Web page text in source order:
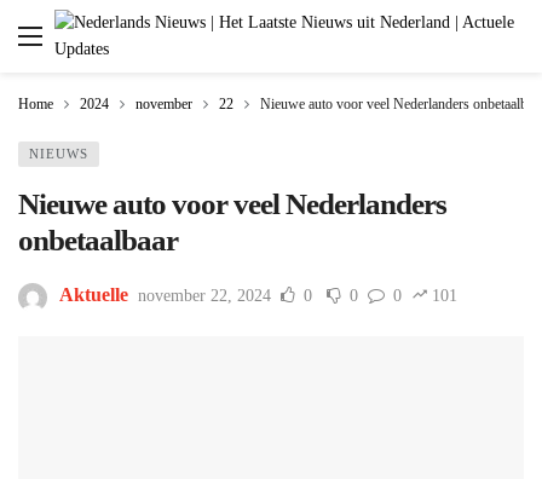
Home 2024 november 22 Nieuwe auto voor veel Nederlanders
NIEUWS
Nieuwe auto voor veel Nederlanders
onbetaalbaar
Aktuelle november 22, 2024 0 0 0 101